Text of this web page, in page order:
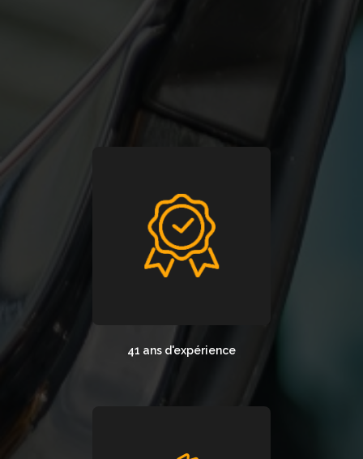
41 ans d'expérience